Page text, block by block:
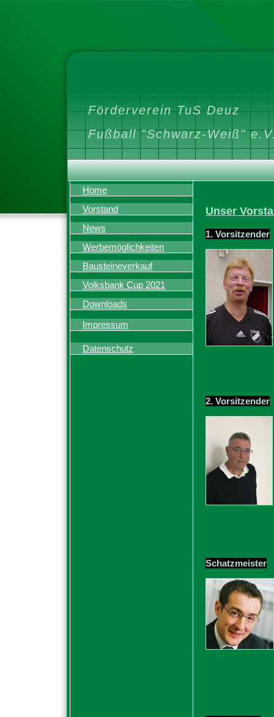
Förderverein TuS Deuz
Fußball "Schwarz-Weiß"
Home
Vorstand
News
Werbemöglichkeiten
Bausteineverkauf
Volksbank Cup 2021
Downloads
Impressum
Datenschutz
Unser
1. Vorsitzender
2. Vorsitzender
Schatzmeister